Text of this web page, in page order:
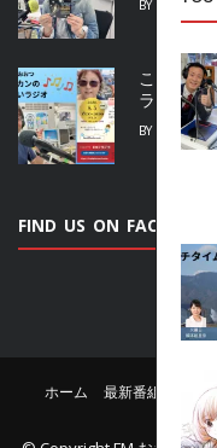
BY
こんばん
ラジオ”
BY
FIND US ON FACEBOOK
ホーム 最新番組表 リ